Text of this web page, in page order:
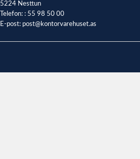
5224 Nesttun
Telefon: : 55 98 50 00
E-post: post@kontorvarehuset.as